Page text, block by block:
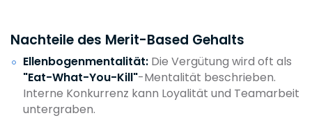
Nachteile des Merit-Based Gehalts
Ellenbogenmentalität: Die Vergütung wird oft als
"Eat-What-You-Kill"-Mentalität beschrieben.
Interne Konkurrenz kann Loyalität und Teamarbeit
untergraben.